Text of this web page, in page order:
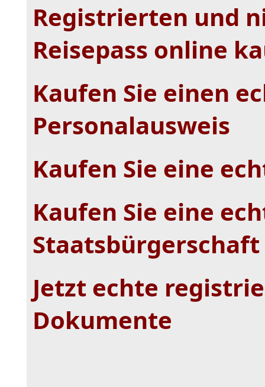
Registrierten und
Reisepass online
Kaufen Sie einen
Personalausweis
Kaufen Sie eine
Kaufen Sie eine
Staatsbürgerschaft
Jetzt echte
Dokumente